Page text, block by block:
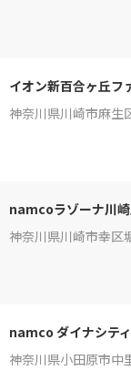
イオン新百合ヶ丘フ
神奈川県川崎市麻
namcoラゾーナ川
神奈川県川崎市幸
namco ダイナシテ
神奈川県小田原市中